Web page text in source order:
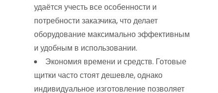
удаётся учесть все особенности и
потребности заказчика, что делает
оборудование максимально эффективным
и удобным в использовании.
Экономия времени и средств. Готовые
щитки часто стоят дешевле, однако
индивидуальное изготовление позволяет